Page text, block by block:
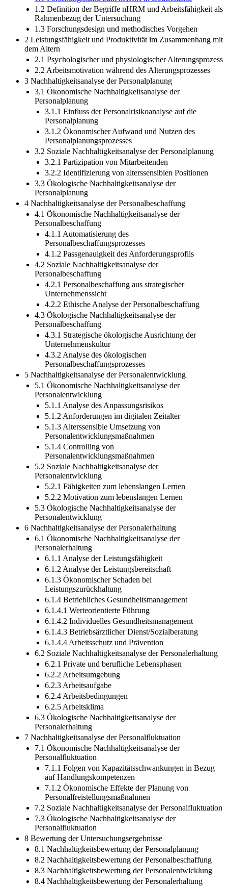
1.2 Definition der Begriffe nHRM und Arbeitsfähigkeit als
Rahmenbezug der Untersuchung
1.3 Forschungsdesign und methodisches Vorgehen
2 Leistungsfähigkeit und Produktivität im Zusammenhang mit
dem Altern
2.1 Psychologischer und physiologischer Alterungsprozess
2.2 Arbeitsmotivation während des Alterungsprozesses
3 Nachhaltigkeitsanalyse der Personalplanung
3.1 Ökonomische Nachhaltigkeitsanalyse der
Personalplanung
3.1.1 Einfluss der Personalrisikoanalyse auf die
Personalplanung
3.1.2 Ökonomischer Aufwand und Nutzen des
Personalplanungsprozesses
3.2 Soziale Nachhaltigkeitsanalyse der Personalplanung
3.2.1 Partizipation von Mitarbeitenden
3.2.2 Identifizierung von alterssensiblen Positionen
3.3 Ökologische Nachhaltigkeitsanalyse der
Personalplanung
4 Nachhaltigkeitsanalyse der Personalbeschaffung
4.1 Ökonomische Nachhaltigkeitsanalyse der
Personalbeschaffung
4.1.1 Automatisierung des
Personalbeschaffungsprozesses
4.1.2 Passgenauigkeit des Anforderungsprofils
4.2 Soziale Nachhaltigkeitsanalyse der
Personalbeschaffung
4.2.1 Personalbeschaffung aus strategischer
Unternehmenssicht
4.2.2 Ethische Analyse der Personalbeschaffung
4.3 Ökologische Nachhaltigkeitsanalyse der
Personalbeschaffung
4.3.1 Strategische ökologische Ausrichtung der
Unternehmenskultur
4.3.2 Analyse des ökologischen
Personalbeschaffungsprozesses
5 Nachhaltigkeitsanalyse der Personalentwicklung
5.1 Ökonomische Nachhaltigkeitsanalyse der
Personalentwicklung
5.1.1 Analyse des Anpassungsrisikos
5.1.2 Anforderungen im digitalen Zeitalter
5.1.3 Alterssensible Umsetzung von
Personalentwicklungsmaßnahmen
5.1.4 Controlling von
Personalentwicklungsmaßnahmen
5.2 Soziale Nachhaltigkeitsanalyse der
Personalentwicklung
5.2.1 Fähigkeiten zum lebenslangen Lernen
5.2.2 Motivation zum lebenslangen Lernen
5.3 Ökologische Nachhaltigkeitsanalyse der
Personalentwicklung
6 Nachhaltigkeitsanalyse der Personalerhaltung
6.1 Ökonomische Nachhaltigkeitsanalyse der
Personalerhaltung
6.1.1 Analyse der Leistungsfähigkeit
6.1.2 Analyse der Leistungsbereitschaft
6.1.3 Ökonomischer Schaden bei
Leistungszurückhaltung
6.1.4 Betriebliches Gesundheitsmanagement
6.1.4.1 Werteorientierte Führung
6.1.4.2 Individuelles Gesundheitsmanagement
6.1.4.3 Betriebsärztlicher Dienst/Sozialberatung
6.1.4.4 Arbeitsschutz und Prävention
6.2 Soziale Nachhaltigkeitsanalyse der Personalerhaltung
6.2.1 Private und berufliche Lebensphasen
6.2.2 Arbeitsumgebung
6.2.3 Arbeitsaufgabe
6.2.4 Arbeitsbedingungen
6.2.5 Arbeitsklima
6.3 Ökologische Nachhaltigkeitsanalyse der
Personalerhaltung
7 Nachhaltigkeitsanalyse der Personalfluktuation
7.1 Ökonomische Nachhaltigkeitsanalyse der
Personalfluktuation
7.1.1 Folgen von Kapazitätsschwankungen in Bezug
auf Handlungskompetenzen
7.1.2 Ökonomische Effekte der Planung von
Personalfreistellungsmaßnahmen
7.2 Soziale Nachhaltigkeitsanalyse der Personalfluktuation
7.3 Ökologische Nachhaltigkeitsanalyse der
Personalfluktuation
8 Bewertung der Untersuchungsergebnisse
8.1 Nachhaltigkeitsbewertung der Personalplanung
8.2 Nachhaltigkeitsbewertung der Personalbeschaffung
8.3 Nachhaltigkeitsbewertung der Personalentwicklung
8.4 Nachhaltigkeitsbewertung der Personalerhaltung